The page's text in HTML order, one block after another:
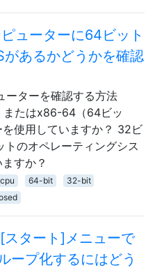
ューターに64ビット
があるかどうかを確認
ーターを確認する方法
たはx86-64（64ビッ
を使用していますか？ 32ビ
トのオペレーティングシス
すか？
cpu 64-bit
32-bit
タート]メニューで
ープ化するにはどう